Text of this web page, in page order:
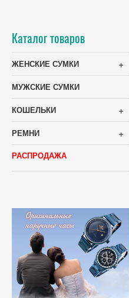
Каталог товаров
+
ЖЕНСКИЕ СУМКИ
МУЖСКИЕ СУМКИ
+
КОШЕЛЬКИ
+
РЕМНИ
РАСПРОДАЖА